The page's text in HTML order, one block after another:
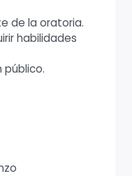
de la oratoria.
habilidades
público.